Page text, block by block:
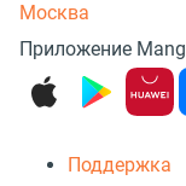
Москва
Приложение
Поддержка